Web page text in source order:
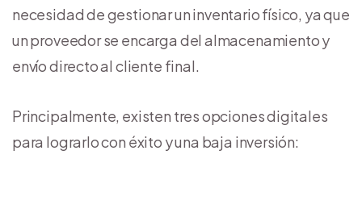
necesidad de gestionar un inventario físico, ya que
un proveedor se encarga del almacenamiento y
envío directo al cliente final.
Principalmente, existen tres opciones digitales
para lograrlo con éxito y una baja inversión: